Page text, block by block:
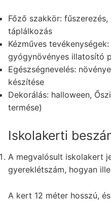
Főző szakkör:
táplálkozás
Kézműves
gyógynövényes illatosító
Egészségnevelés:
készítése
Dekorálás: halloween,
termése)
Iskolakerti
A megvalósult iskolakert
gyereklétszám, hogyan
A kert 12 méter hosszú,